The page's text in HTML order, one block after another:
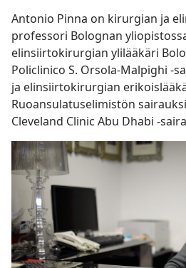
Antonio Pinna on kirurgian ja
professori Bolognan
elinsiirtokirurgian ylilääkäri
Policlinico S. Orsola-Malpighi -
ja elinsiirtokirurgian
Ruoansulatuselimistön
Cleveland Clinic Abu Dhabi -